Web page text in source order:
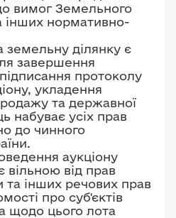
вимог Земельного
інших нормативно-
земельну ділянку є
завершення
протоколу
укладення
та державної
набуває усіх прав
до чинного
аукціону
вільною від прав
інших речових прав
про суб'єктів
щодо цього лота